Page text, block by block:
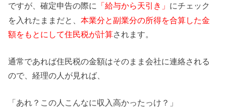
ですが、確定申告の際に 「給与から天引き」 にチェック
を入れたままだと、本業分と副業分の所得を合算した金
額をもとにして住民税が計算されます。
通常であれば住民税の金額はそのまま会社に連絡される
ので、経理の人が見れば、
「あれ？この人こんなに収入高かったっけ？」